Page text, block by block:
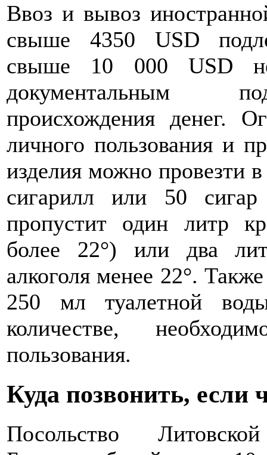
Ввоз и вывоз
свыше 4350 USD
свыше 10 000 USD
документальным
происхождения денег.
личного пользования и
изделия можно провезти
сигарилл или 50
пропустит один литр
более 22°) или два
алкоголя менее 22°.
250 мл туалетной
количестве,
пользования.
Куда позвонить, если
Посольство